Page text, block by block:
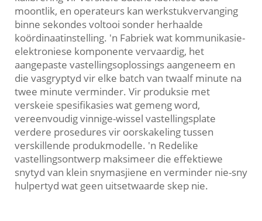
moontlik, en operateurs kan werkstukvervanging
binne sekondes voltooi sonder herhaalde
koördinaatinstelling. 'n Fabriek wat kommunikasie-
elektroniese komponente vervaardig, het
aangepaste vastellingsoplossings aangeneem en
die vasgryptyd vir elke batch van twaalf minute na
twee minute verminder. Vir produksie met
verskeie spesifikasies wat gemeng word,
vereenvoudig vinnige-wissel vastellingsplate
verdere prosedures vir oorskakeling tussen
verskillende produkmodelle. 'n Redelike
vastellingsontwerp maksimeer die effektiewe
snytyd van klein snymasjiene en verminder nie-sny
hulpertyd wat geen uitsetwaarde skep nie.